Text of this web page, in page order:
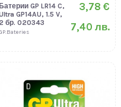
Батерии GP LR14 C,
GP14AU, 1.5 V,
2 бр. 020343
3,78 €
7,40 лв.